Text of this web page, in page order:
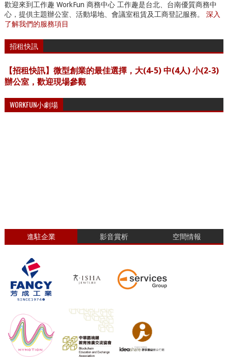
歡迎來到工作趣 WorkFun 商務中心 工作趣是台北、台南優質商務中
心，提供主題辦公室、活動場地、會議室租賃及工商登記服務。 深入
了解我們的服務項目
招租快訊
【招租快訊】微型創業的最佳選擇，大(4-5) 中(4人) 小(2-3)
辦公室，歡迎現場參觀
WORKFUN小劇場
進駐企業 影音賞析 空間情報